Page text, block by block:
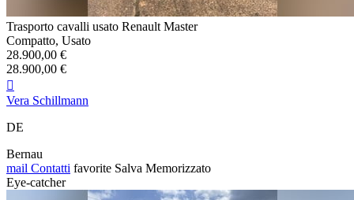
Trasporto cavalli usato Renault Master
Compatto, Usato
28.900,00 €
28.900,00 €

Vera Schillmann
DE
Bernau
mail Contatti favorite Salva Memorizzato
Eye-catcher